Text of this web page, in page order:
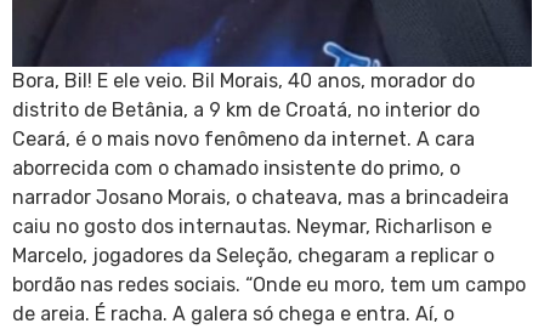
Bora, Bil! E ele veio. Bil Morais, 40 anos, morador do
distrito de Betânia, a 9 km de Croatá, no interior do
Ceará, é o mais novo fenômeno da internet. A cara
aborrecida com o chamado insistente do primo, o
narrador Josano Morais, o chateava, mas a brincadeira
caiu no gosto dos internautas. Neymar, Richarlison e
Marcelo, jogadores da Seleção, chegaram a replicar o
bordão nas redes sociais. “Onde eu moro, tem um campo
de areia. É racha. A galera só chega e entra. Aí, o